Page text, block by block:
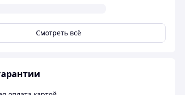
Смотреть всё